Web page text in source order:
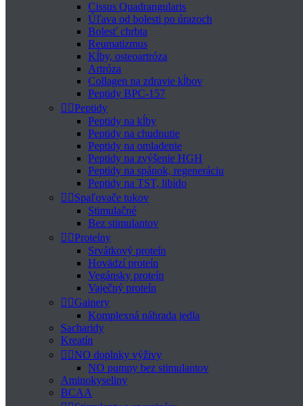
Cissus Quadrangularis
Úľava od bolesti po úrazoch
Bolesť chrbta
Reumatizmus
Kĺby, osteoartróza
Artróza
Collagen na zdravie kĺbov
Peptidy BPC-157
 Peptidy
Peptidy na kĺby
Peptidy na chudnutie
Peptidy na omladenie
Peptidy na zvýšenie HGH
Peptidy na spánok, regeneráciu
Peptidy na TST, libido
 Spaľovače tukov
Stimulačné
Bez stimulantov
 Proteíny
Srvátkový proteín
Hovädzí proteín
Vegánsky proteín
Vaječný proteín
 Gainery
Komplexná náhrada jedla
Sacharidy
Kreatín
 NO doplnky výživy
NO pumpy bez stimulantov
Aminokyseliny
BCAA